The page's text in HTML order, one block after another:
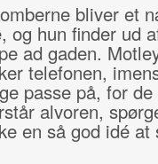
bliver et
og hun finder ud
ad gaden.
telefonen,
passe på, for
alvoren,
en så god idé at